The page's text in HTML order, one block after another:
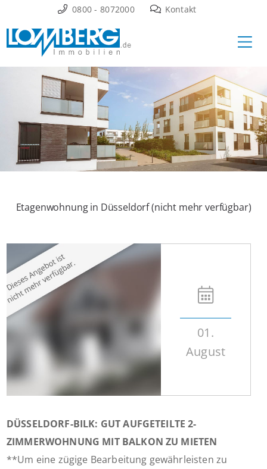
Inhalt
springen
0800 - 8072000 Kontakt
Etagenwohnung in Düsseldorf (nicht mehr verfügbar)
01.
August
DÜSSELDORF-BILK: GUT AUFGETEILTE 2-
ZIMMERWOHNUNG MIT BALKON ZU MIETEN
**Um eine zügige Bearbeitung gewährleisten zu